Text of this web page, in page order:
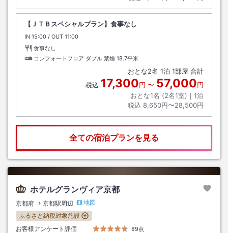
【ＪＴＢスペシャルプラン】食事なし
IN チェックイン
15:00 / OUT チェックアウト
11:00
食事なし
コンフォートフロア ダブル 禁煙 18.7平米
おとな2名 1泊 1部屋 合計
税込 17,300円 〜 57,000円
おとな1名 (2名1室)｜ 1泊
税込 8,650円〜28,500円
全ての宿泊プランを見る
ホテルグランヴィア京都
京都府 京都駅周辺
地図
ふるさと納税対象施設
お客様アンケート評価
89点